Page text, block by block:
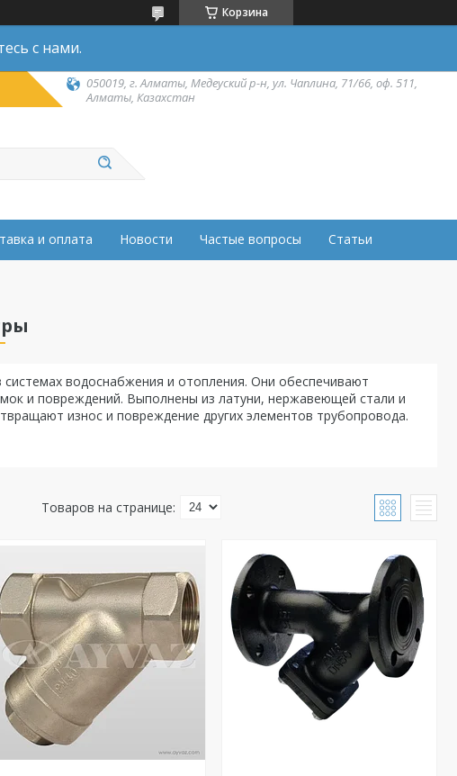
Корзина
с нами.
050019, г. Алматы, Медеуский р-н, ул. Чаплина, 71/66, оф. 511,
Алматы, Казахстан
и оплата Новости Частые вопросы Статьи
водоснабжения и отопления. Они обеспечивают
и повреждений. Выполнены из латуни, нержавеющей стали и
износ и повреждение других элементов трубопровода.